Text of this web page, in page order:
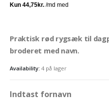
Praktisk rød rygsæk til
broderet med navn.
Availability: 4 på lager
Indtast fornavn